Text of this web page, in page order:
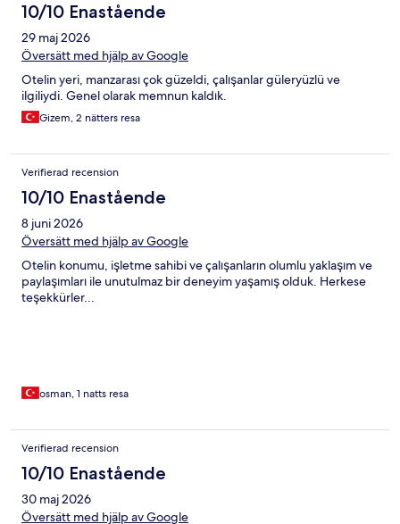
10/10 Enastående
29 maj 2026
Översätt med hjälp av Google
Otelin yeri, manzarası çok güzeldi, çalışanlar güleryüzlü ve
ilgiliydi. Genel olarak memnun kaldık.
Gizem, 2 nätters resa
Verifierad recension
10/10 Enastående
8 juni 2026
Översätt med hjälp av Google
Otelin konumu, işletme sahibi ve çalışanların olumlu yaklaşım ve
paylaşımları ile unutulmaz bir deneyim yaşamış olduk. Herkese
teşekkürler...
osman, 1 natts resa
Verifierad recension
10/10 Enastående
30 maj 2026
Översätt med hjälp av Google